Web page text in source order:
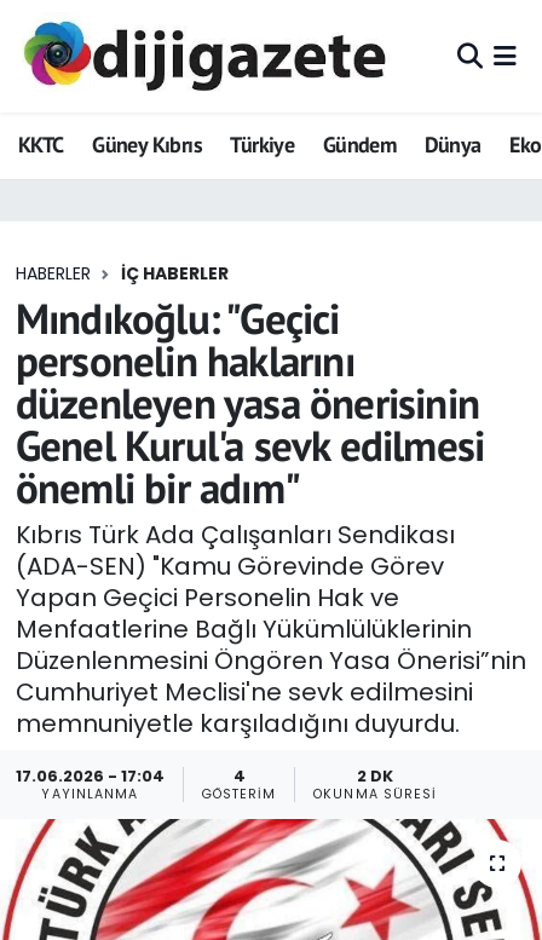
KKTC Güney Kıbrıs Türkiye Gündem Dünya
HABERLER İÇ HABERLER
Mındıkoğlu: "Geçici
personelin haklarını
düzenleyen yasa önerisinin
Genel Kurul'a sevk edilmesi
önemli bir adım"
Kıbrıs Türk Ada Çalışanları Sendikası
(ADA-SEN) "Kamu Görevinde Görev
Yapan Geçici Personelin Hak ve
Menfaatlerine Bağlı Yükümlülüklerinin
Düzenlenmesini Öngören Yasa Önerisi”nin
Cumhuriyet Meclisi'ne sevk edilmesini
memnuniyetle karşıladığını duyurdu.
17.06.2026 - 17:04
YAYINLANMA
4
GÖSTERIM
2 DK
OKUNMA SÜRESI
ADVERTORIAL
Dijigazete
Eğitim
Ekonomi
Foto Galeri
GEZİ
Güncel
Gündem
KKTC
KKTC YEREL SEÇİM 2018
Kültür Sanat
Magazin
Moda
Hava Durumu
Trafik Durumu
Tüm Manşetler
Son Dakika Haberleri
Haber Arşivi